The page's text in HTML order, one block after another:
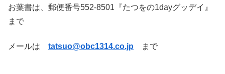
お葉書は、郵便番号552-8501『たつをの1dayグッデイ』
まで
メールは tatsuo@obc1314.co.jp まで